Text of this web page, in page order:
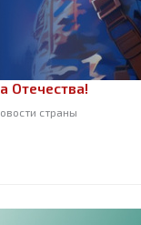
Отечества!
страны